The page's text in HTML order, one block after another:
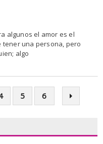
algunos el amor es el
tener una persona, pero
algo
5 6